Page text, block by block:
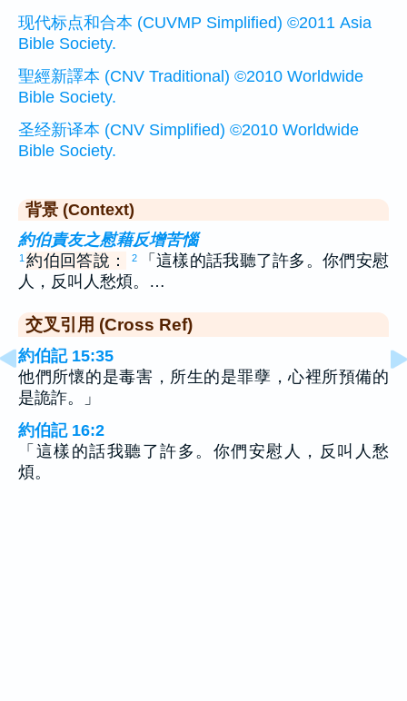
现代标点和合本 (CUVMP Simplified) ©2011 Asia
Bible Society.
聖經新譯本 (CNV Traditional) ©2010 Worldwide
Bible Society.
圣经新译本 (CNV Simplified) ©2010 Worldwide
Bible Society.
背景 (Context)
約伯責友之慰藉反增苦惱
1 約伯回答說： 2
「這樣的話我聽了許多。你們安慰
人，反叫人愁煩。…
交叉引用 (Cross Ref)
約伯記 15:35
他們所懷的是毒害，所生的是罪孽，心裡所預備的
是詭詐。」
約伯記 16:2
「這樣的話我聽了許多。你們安慰人，反叫人愁
煩。